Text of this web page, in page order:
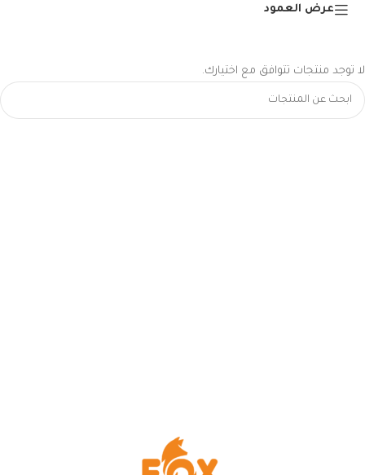
عرض العمود
لا توجد منتجات تتوافق مع اختيارك.